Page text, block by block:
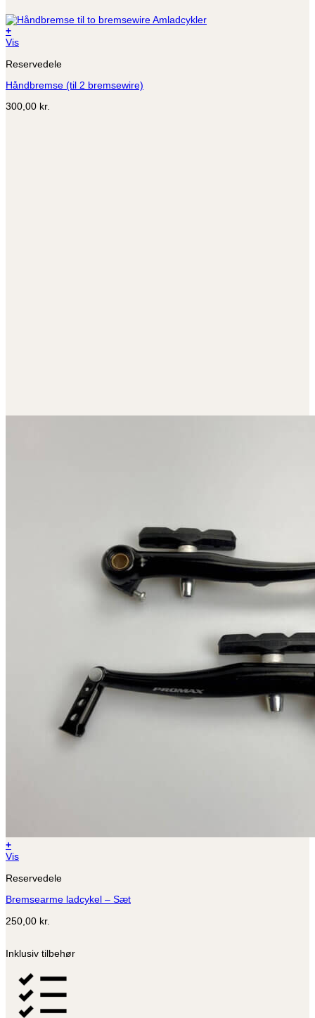
+
Vis
Reservedele
Håndbremse (til 2 bremsewire)
300,00 kr.
+
Dette
har
varianter.
kan
varesiden
Vis
Reservedele
Bremsearme ladcykel – Sæt
250,00 kr.
Inklusiv tilbehør